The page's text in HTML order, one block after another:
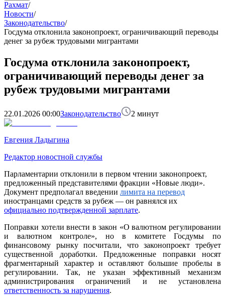
Рахмат/
Новости/
Законодательство/
Госдума отклонила законопроект, ограничивающий переводы
денег за рубеж трудовыми мигрантами
Госдума отклонила законопроект,
ограничивающий переводы денег за
рубеж трудовыми мигрантами
22.01.2026 00:00Законодательство 2 минут
Евгения Ладыгина
Редактор новостной службы
Парламентарии отклонили в первом чтении законопроект,
предложенный представителями фракции «Новые люди».
Документ предполагал введении лимита на перевод
иностранцами средств за рубеж — он равнялся их
официально подтвержденной зарплате.
Поправки хотели внести в закон «О валютном регулировании
и валютном контроле», но в комитете Госдумы по
финансовому рынку посчитали, что законопроект требует
существенной доработки. Предложенные поправки носят
фрагментарный характер и оставляют большие пробелы в
регулировании. Так, не указан эффективный механизм
администрирования ограничений и не установлена
ответственность за нарушения.